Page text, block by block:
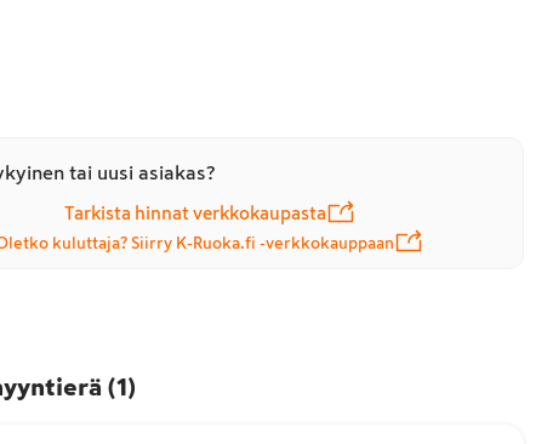
tai uusi asiakas?
Tarkista hinnat verkkokaupasta
kuluttaja? Siirry K-Ruoka.fi -verkkokauppaan
(1 )